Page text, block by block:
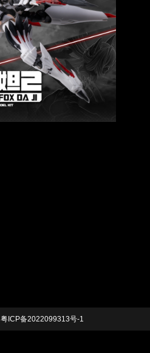
粤ICP备2022099313号-1